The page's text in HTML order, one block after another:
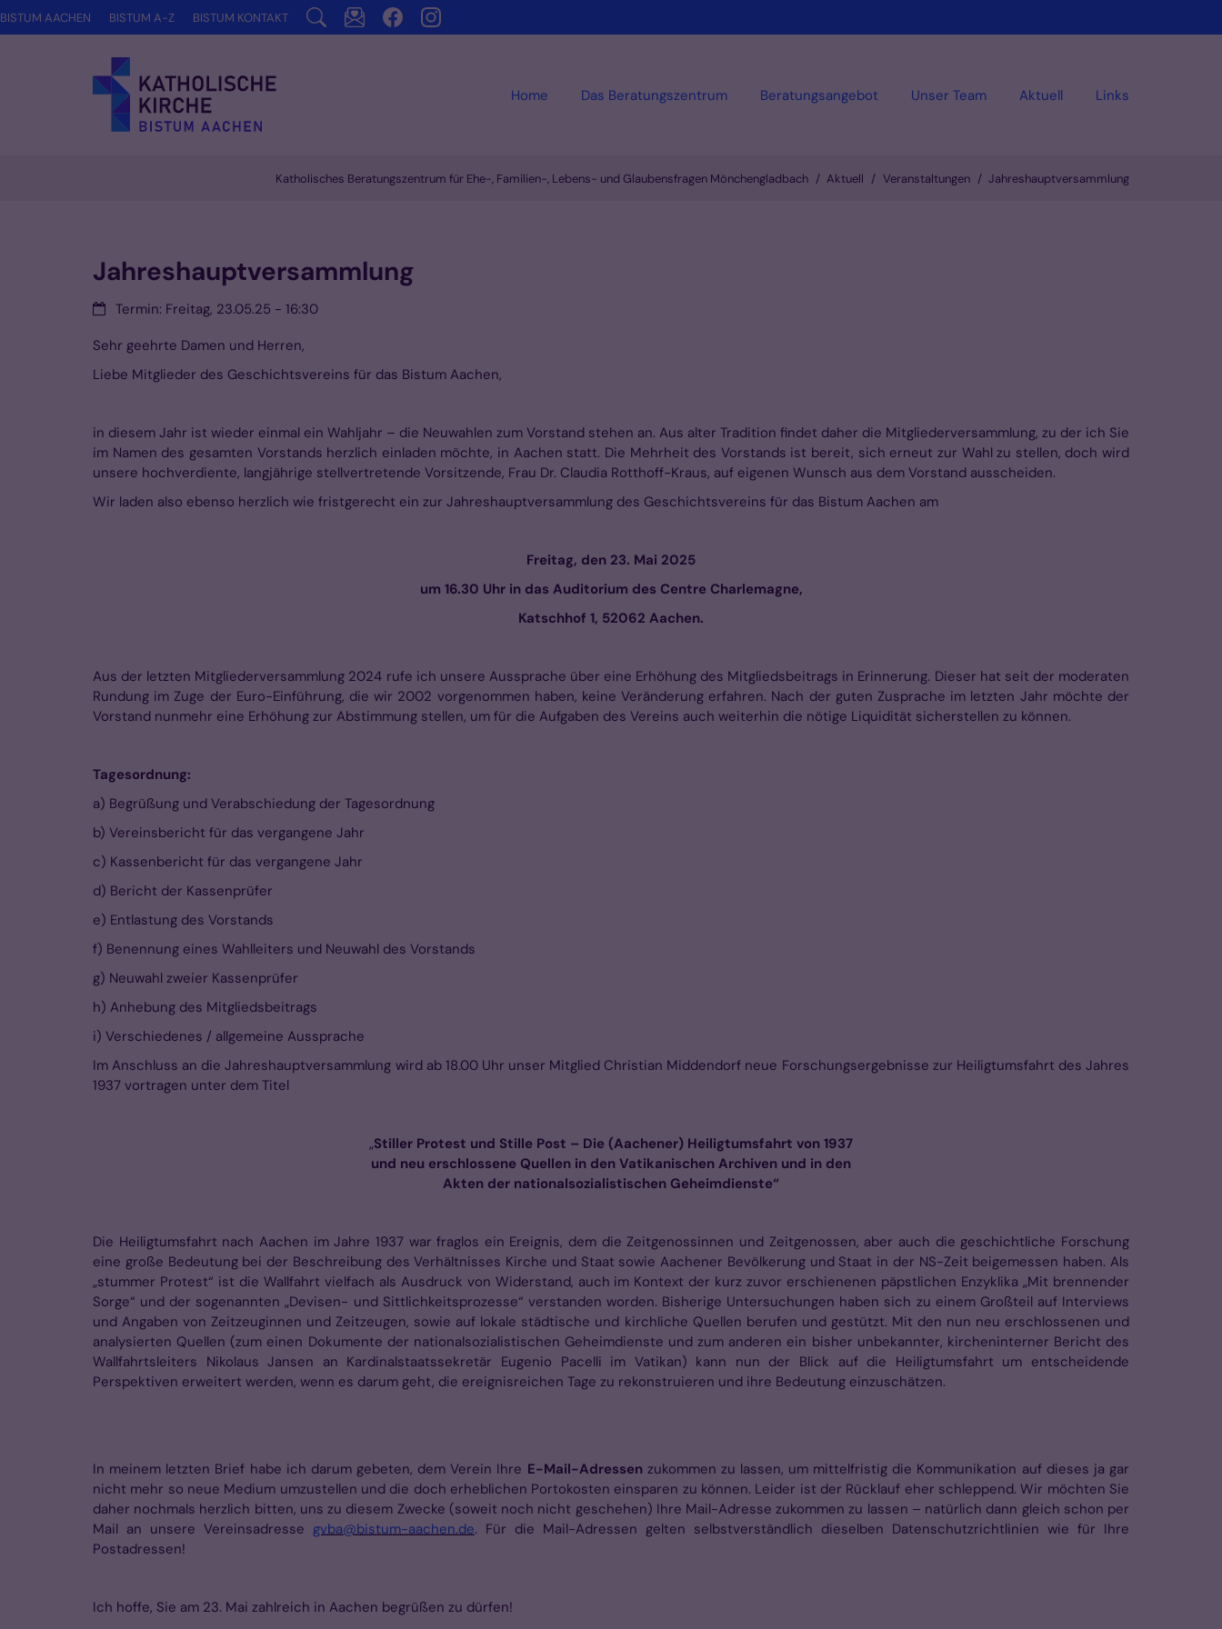
Zum Inhalt springen
Home Das Beratungszentrum Beratungsangebot Unser Team Aktuell Links
BISTUM AACHEN BISTUM A-Z BISTUM KONTAKT
Katholisches Beratungszentrum für Ehe-, Familien-, Lebens- und Glaubensfragen Mönchengladbach Aktuell Veranstaltungen Jahreshauptversammlung
Jahreshauptversammlung
Datum:Termin: Freitag, 23.05.25 - 16:30
Sehr geehrte Damen und Herren,
Liebe Mitglieder des Geschichtsvereins für das Bistum Aachen,
in diesem Jahr ist wieder einmal ein Wahljahr – die Neuwahlen zum Vorstand stehen an. Aus alter Tradition findet daher die Mitgliederversammlung, zu der ich Sie
im Namen des ge­samten Vorstands herzlich einladen möchte, in Aachen statt. Die Mehrheit des Vorstands ist bereit, sich erneut zur Wahl zu stellen, doch wird
unsere hochverdiente, langjährige stell­vertretende Vorsitzende, Frau Dr. Claudia Rotthoff-Kraus, auf eigenen Wunsch aus dem Vor­stand ausscheiden.
Wir laden also ebenso herzlich wie fristgerecht ein zur Jahreshauptversammlung des Ge­schichtsvereins für das Bistum Aachen am
Freitag, den 23. Mai 2025
um 16.30 Uhr in das Auditorium des Centre Charlemagne,
Katschhof 1, 52062 Aachen.
Aus der letzten Mitgliederversammlung 2024 rufe ich unsere Aussprache über eine Erhöhung des Mitgliedsbeitrags in Erinnerung. Dieser hat seit der moderaten
Rundung im Zuge der Euro-Einführung, die wir 2002 vorgenommen haben, keine Veränderung erfahren. Nach der guten Zusprache im letzten Jahr möchte der
Vorstand nunmehr eine Erhöhung zur Ab­stimmung stellen, um für die Aufgaben des Vereins auch weiterhin die nötige Liquidität sicherstellen zu können.
Tagesordnung:
a) Begrüßung und Verabschiedung der Tagesordnung
b) Vereinsbericht für das vergangene Jahr
c) Kassenbericht für das vergangene Jahr
d) Bericht der Kassenprüfer
e) Entlastung des Vorstands
f) Benennung eines Wahlleiters und Neuwahl des Vorstands
g) Neuwahl zweier Kassenprüfer
h) Anhebung des Mitgliedsbeitrags
i) Verschiedenes / allgemeine Aussprache
Im Anschluss an die Jahreshauptversammlung wird ab 18.00 Uhr unser Mitglied Christian Middendorf neue Forschungsergebnisse zur Heiligtumsfahrt des Jahres
1937 vortragen unter dem Titel
„Stiller Protest und Stille Post – Die (Aachener) Heiligtumsfahrt von 1937
und neu erschlossene Quellen in den Vatikanischen Archiven und in den
Akten der nationalsozialistischen Geheimdienste“
Die Heiligtumsfahrt nach Aachen im Jahre 1937 war fraglos ein Ereignis, dem die Zeit­genossinnen und Zeitgenossen, aber auch die geschichtliche Forschung
eine große Bedeutung bei der Beschreibung des Verhältnisses Kirche und Staat sowie Aachener Bevölkerung und Staat in der NS-Zeit beigemessen haben. Als
„stummer Protest“ ist die Wallfahrt vielfach als Ausdruck von Widerstand, auch im Kontext der kurz zuvor erschienenen päpstlichen Enzyk­lika „Mit brennender
Sorge“ und der sogenannten „Devisen- und Sittlichkeitsprozesse“ ver­standen worden. Bisherige Untersuchungen haben sich zu einem Großteil auf Interviews
und Angaben von Zeitzeuginnen und Zeitzeugen, sowie auf lokale städtische und kirchliche Quellen berufen und gestützt. Mit den nun neu erschlossenen und
analysierten Quellen (zum einen Dokumente der nationalsozialistischen Geheimdienste und zum anderen ein bisher un­bekannter, kircheninterner Bericht des
Wallfahrtsleiters Nikolaus Jansen an Kardinalstaats­sekretär Eugenio Pacelli im Vatikan) kann nun der Blick auf die Heiligtumsfahrt um ent­scheidende
Perspektiven erweitert werden, wenn es darum geht, die ereignisreichen Tage zu rekonstruieren und ihre Bedeutung einzuschätzen.
In meinem letzten Brief habe ich darum gebeten, dem Verein Ihre E-Mail-Adressenzu­kommen zu lassen, um mittelfristig die Kommunikation auf dieses ja gar
nicht mehr so neue Medium umzustellen und die doch erheblichen Portokosten einsparen zu können. Leider ist der Rücklauf eher schleppend. Wir möchten Sie
daher nochmals herzlich bitten, uns zu diesem Zwecke (soweit noch nicht geschehen) Ihre Mail-Adresse zukommen zu lassen – natürlich dann gleich schon per
Mail an unsere Vereinsadresse gvba@bistum-aachen.de. Für die Mail-Adressen gelten selbstverständlich dieselben Datenschutzricht­linien wie für Ihre
Postadressen!
Ich hoffe, Sie am 23. Mai zahlreich in Aachen begrüßen zu dürfen!